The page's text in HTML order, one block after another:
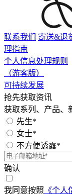
联系我们 寄送&退
理指南
个人信息处理规则
（游客版）
可持续发展
抢先获取资讯
获取系列、产品、
先生*
女士*
不方便透露*
确认
我同意按照 《个